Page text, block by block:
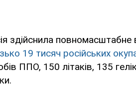
здійснила повномасштабне
19 тисяч російських
ППО, 150 літаків, 135